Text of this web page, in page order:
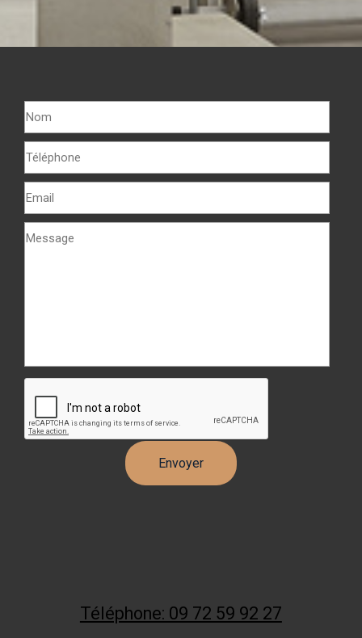
Téléphone: 09 72 59 92 27